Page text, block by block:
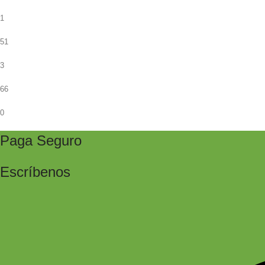
1
51
3
66
0
Paga Seguro
Escríbenos